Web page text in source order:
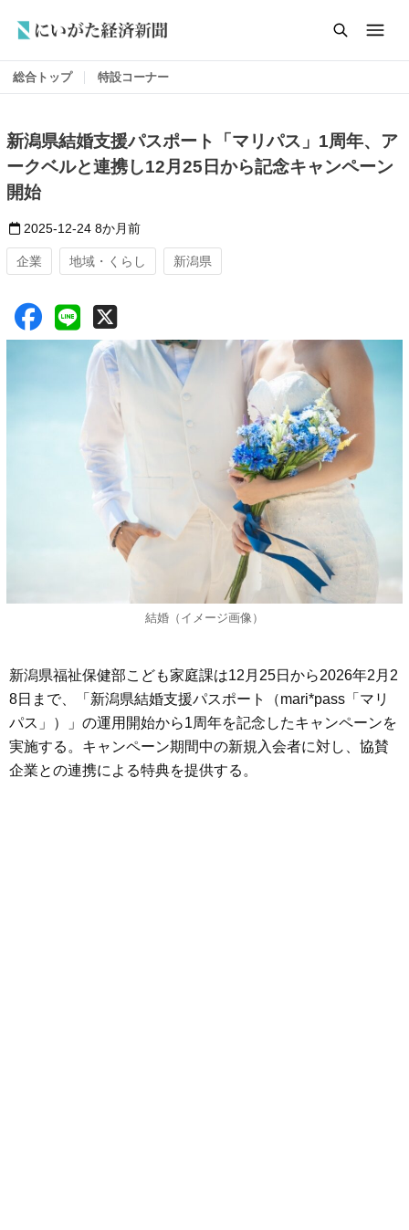
総合トップ 特設コーナー
新潟県結婚支援パスポート「マリパス」1周年、ア
ークベルと連携し12月25日から記念キャンペーン
開始
2025-12-24 8か月前
企業 地域・くらし 新潟県
結婚（イメージ画像）
新潟県福祉保健部こども家庭課は12月25日から2026年2月2
8日まで、「新潟県結婚支援パスポート（mari*pass「マリ
パス」）」の運用開始から1周年を記念したキャンペーンを
実施する。キャンペーン期間中の新規入会者に対し、協賛
企業との連携による特典を提供する。